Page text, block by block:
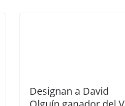
Designan a David